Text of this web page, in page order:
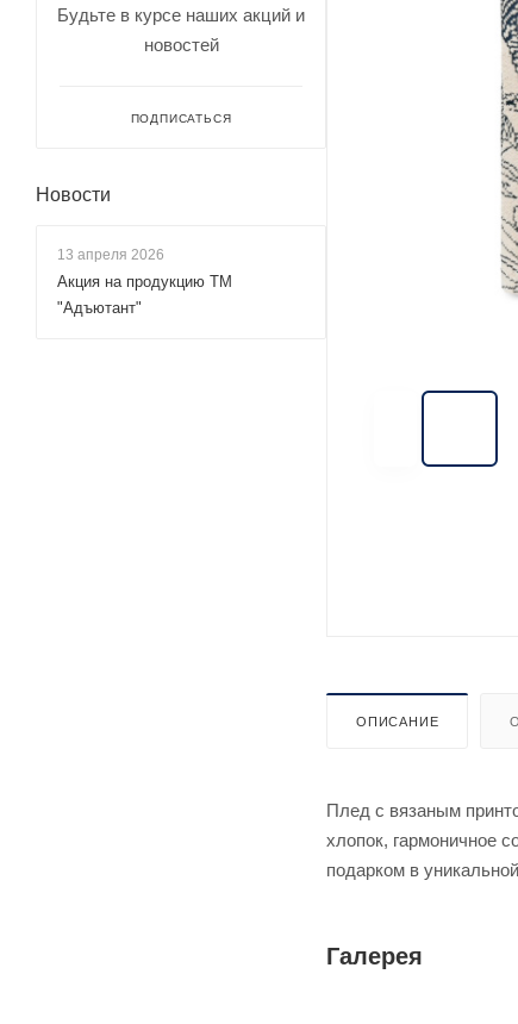
ОПИСАНИЕ
Плед с вязаным
хлопок, гармоничное
подарком в
Галерея
Будьте в курсе наших акций и
новостей
ПОДПИСАТЬСЯ
Новости
13 апреля 2026
Акция на продукцию ТМ
"Адъютант"